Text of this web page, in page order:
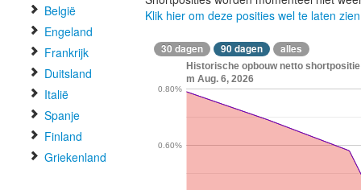
België
Engeland
Frankrijk
Duitsland
Italië
Spanje
Finland
Griekenland
Klik hier om deze posities wel te laten zien
30 dagen 90 dagen alles
Historische opbouw netto shortpositie
m Aug. 6, 2026
0.60%
0.80%